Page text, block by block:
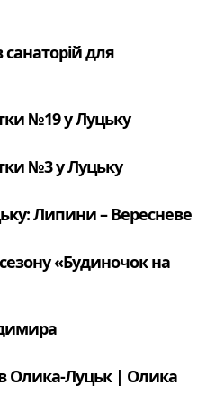
санаторій для
№19 у Луцьку
№3 у Луцьку
Липини – Вересневе
«Будиночок на
Олика-Луцьк | Олика